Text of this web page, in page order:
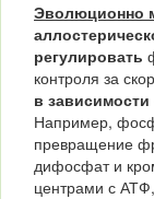
Эволюционно
регулировать
контроля за
в
Например,
превращение
дифосфат и
центрами с